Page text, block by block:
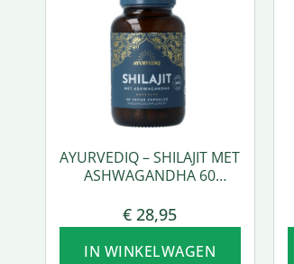
AYURVEDIQ – SHILAJIT MET
ASHWAGANDHA 60
€ 28,95
IN WINKELWAGEN